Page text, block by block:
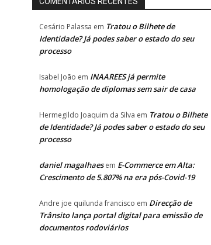
Cesário Palassa em Tratou o Bilhete de
Identidade? Já podes saber o estado do seu
processo
Isabel João em INAAREES já permite
homologação de diplomas sem sair de casa
Hermegildo Joaquim da Silva em Tratou o Bilhete
de Identidade? Já podes saber o estado do seu
processo
daniel magalhaesem E-Commerce em Alta:
Crescimento de 5.807% na era pós-Covid-19
Andre joe quilunda francisco em Direcção de
Trânsito lança portal digital para emissão de
documentos rodoviários